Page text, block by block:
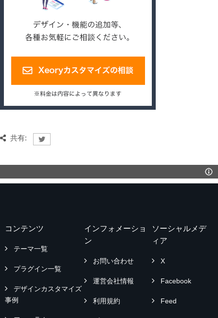
共有:
コンテンツ
テーマ一覧
プラグイン一覧
デザインカスタマイズ
事例
インフォメーショ
ン
お問い合わせ
運営会社情報
利用規約
ソーシャルメデ
ィア
X
Facebook
Feed